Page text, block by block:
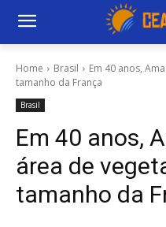
Home Brasil
Em 40 anos,
tamanho da França
Brasil
Em 40 anos,
área de
tamanho da